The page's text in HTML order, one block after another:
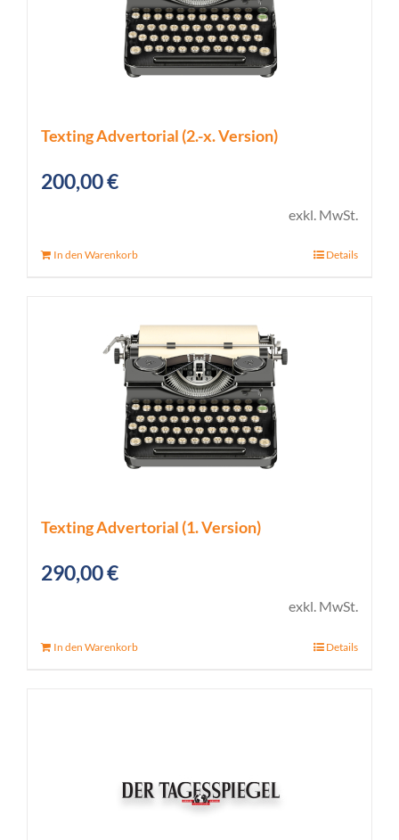
Texting Advertorial (2.-x. Version)
200,00€
exkl. MwSt.
In den Warenkorb Details
Texting Advertorial (1. Version)
290,00€
exkl. MwSt.
In den Warenkorb Details